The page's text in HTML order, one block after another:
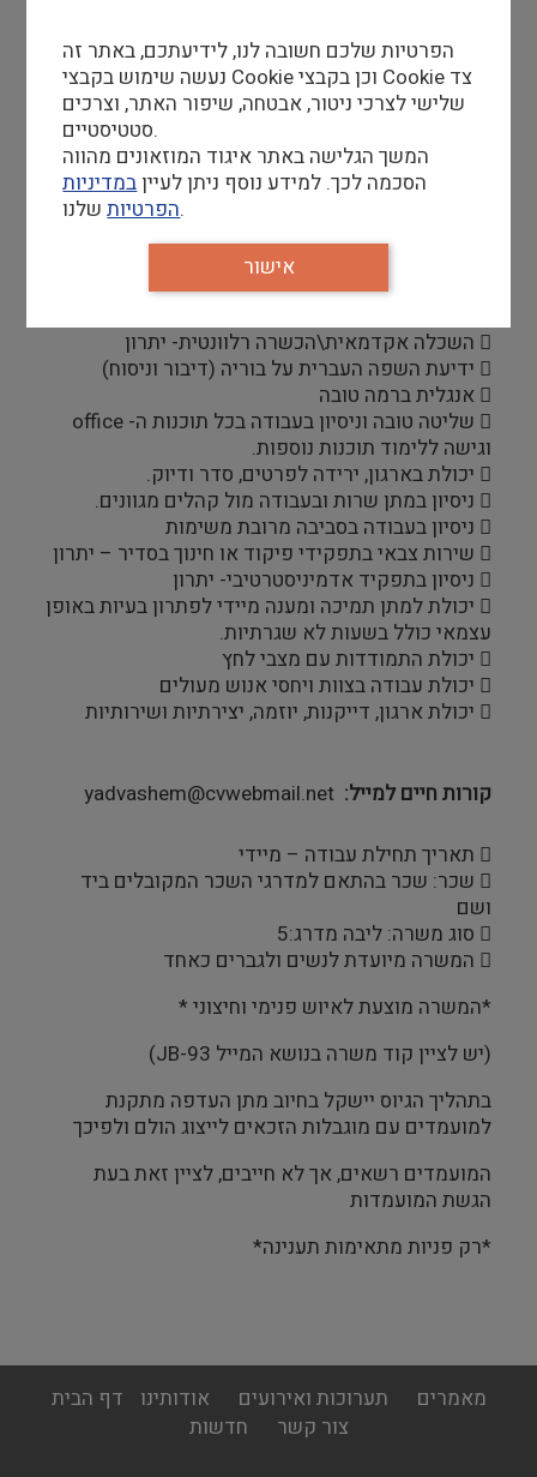
גביית תשלומים;
 עבודה מול ארגוני הביטחון השונים:
חשבוניות/הזמנות רכש/גביית כספים.
 עבודה שוטפת בנושא הכספים מול צוות עיר
הבה"דים.
 השכלה אקדמאית\הכשרה רלוונטית- יתרון
 ידיעת השפה העברית על בוריה (דיבור וניסוח)
 אנגלית ברמה טובה
 שליטה טובה וניסיון בעבודה בכל תוכנות ה- office
וגישה ללימוד תוכנות נוספות.
 יכולת בארגון, ירידה לפרטים, סדר ודיוק.
 ניסיון במתן שרות ובעבודה מול קהלים מגוונים.
 ניסיון בעבודה בסביבה מרובת משימות
 שירות צבאי בתפקידי פיקוד או חינוך בסדיר – יתרון
 ניסיון בתפקיד אדמיניסטרטיבי- יתרון
 יכולת למתן תמיכה ומענה מיידי לפתרון בעיות באופן
עצמאי כולל בשעות לא שגרתיות.
 יכולת התמודדות עם מצבי לחץ
 יכולת עבודה בצוות ויחסי אנוש מעולים
 יכולת ארגון, דייקנות, יוזמה, יצירתיות ושירותיות
קורות חיים למייל yadvashem@cvwebmail.net
 תאריך תחילת עבודה – מיידי
 שכר: שכר בהתאם למדרגי השכר המקובלים ביד
ושם
 סוג משרה: ליבה מדרג:5
 המשרה מיועדת לנשים ולגברים כאחד
*המשרה מוצעת לאיוש פנימי וחיצוני *
(יש לציין קוד משרה בנושא המייל JB-93)
בתהליך הגיוס יישקל בחיוב מתן העדפה מתקנת
למועמדים עם מוגבלות הזכאים לייצוג הולם ולפיכך
המועמדים רשאים, אך לא חייבים, לציין זאת בעת
הגשת המועמדות
*רק פניות מתאימות תענינה*
footer
menu
דף הבית אודותינו תערוכות ואירועים
מאמרים
חדשות
צור קשר
הפרטיות שלכם חשובה לנו, לידיעתכם, באתר זה
נעשה שימוש בקבצי Cookie וכן בקבצי Cookie צד
שלישי לצרכי ניטור, אבטחה, שיפור האתר, וצרכים
סטטיסטיים.
המשך הגלישה באתר איגוד המוזאונים מהווה
הסכמה לכך. למידע נוסף ניתן לעייןבמדיניות
הפרטיותשלנו.
אישור